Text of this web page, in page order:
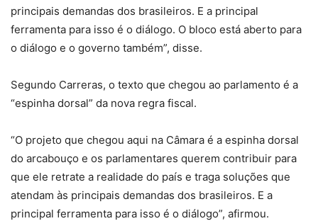
principais demandas dos brasileiros. E a principal
ferramenta para isso é o diálogo. O bloco está aberto para
o diálogo e o governo também”, disse.
Segundo Carreras, o texto que chegou ao parlamento é a
“espinha dorsal” da nova regra fiscal.
“O projeto que chegou aqui na Câmara é a espinha dorsal
do arcabouço e os parlamentares querem contribuir para
que ele retrate a realidade do país e traga soluções que
atendam às principais demandas dos brasileiros. E a
principal ferramenta para isso é o diálogo”, afirmou.